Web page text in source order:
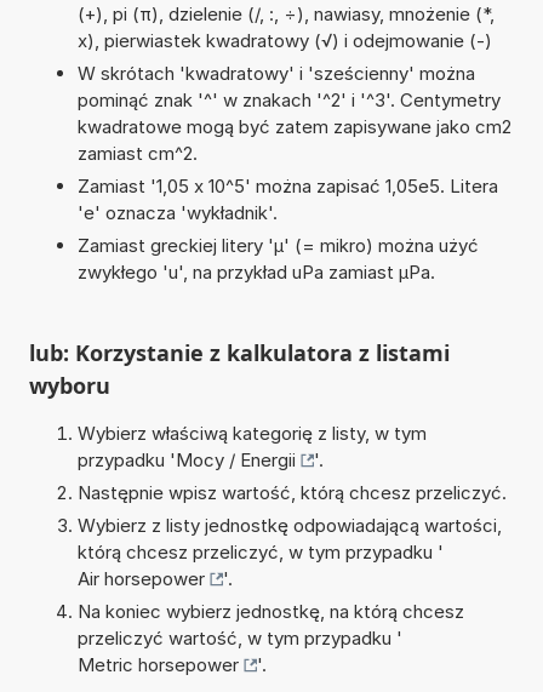
(+), pi (π), dzielenie (/, :, ÷), nawiasy, mnożenie (*,
x), pierwiastek kwadratowy (√) i odejmowanie (-)
W skrótach 'kwadratowy' i 'sześcienny' można
pominąć znak '^' w znakach '^2' i '^3'. Centymetry
kwadratowe mogą być zatem zapisywane jako cm2
zamiast cm^2.
Zamiast '1,05 x 10^5' można zapisać 1,05e5. Litera
'e' oznacza 'wykładnik'.
Zamiast greckiej litery 'µ' (= mikro) można użyć
zwykłego 'u', na przykład uPa zamiast µPa.
lub: Korzystanie z kalkulatora z listami
wyboru
Wybierz właściwą kategorię z listy, w tym
przypadku 'Mocy / Energii
'.
Następnie wpisz wartość, którą chcesz przeliczyć.
Wybierz z listy jednostkę odpowiadającą wartości,
którą chcesz przeliczyć, w tym przypadku '
Air horsepower
'.
Na koniec wybierz jednostkę, na którą chcesz
przeliczyć wartość, w tym przypadku '
Metric horsepower
'.